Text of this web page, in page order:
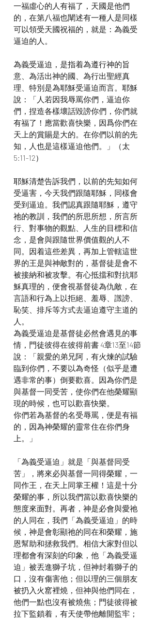
一福虛心的人有福了，天國是他們
的，在第八福也闡述有一種人是同樣
可以領受天國祝福的，就是：為義受
逼迫的人。
為義受逼迫，是指着為遵行神的旨
意、為活出神的國、為行出聖經真
理、特別是為耶穌受逼迫而言。耶穌
說：「人若因我辱罵你們，逼迫你
們，捏造各樣壞話毀謗你們，你們就
有福了！應當歡喜快樂，因爲你們在
天上的賞賜是大的。在你們以前的先
知，人也是這樣逼迫他們。」（太
5:11-12）
耶穌清楚告訴我們，以前的先知如何
受逼害，今天我們跟隨耶穌，同樣會
受到逼迫。我們認真跟隨耶穌，遵守
祂的教訓，我們的所思所想，所言所
行、對事物的觀點、人生的目標和信
念，是會與跟隨世界價值觀的人不
同。因着這些差異，再加上管轄這世
界的王是與神敵對的，基督徒是會不
被接納和被攻擊。有心抵擋和對抗耶
穌真理的，便會視基督徒為仇敵，在
言語和行為上以拒絕、羞辱、譭謗、
恥笑、排斥等方式去逼迫遵守主道的
人。
為義受逼迫是基督徒必然會遇見的事
情，門徒彼得在彼得前書 4章13至14節
說：「親愛的弟兄阿，有火煉的試驗
臨到你們，不要以為奇怪（似乎是遭
遇非常的事）倒要歡喜。因為你們是
與基督一同受苦，使你們在他榮耀顯
現的時候，也可以歡喜快樂。
你們若為基督的名受辱罵，便是有福
的，因為神榮耀的靈常住在你們身
上。」
「為義受逼迫」就是「與基督同受
苦」，將來必與基督一同得榮耀，一
同作王，在天上同掌王權！這是十分
榮耀的事，所以我們當以歡喜快樂的
態度來面對。再者，神是必會與愛祂
的人同在，我們「為義受逼迫」的時
候，神是會彰顯祂的同在和榮耀，施
恩幫助和拯救我們。相信大家對但以
理都會有深刻的印象，他「為義受逼
迫」被丟進獅子坑，但神封着獅子的
口，沒有傷害他；但以理的三個朋友
被扔入火窰裡燒，但神與他們同在，
他們一點也沒有被燒焦；門徒彼得被
拉下監鎖着，有天使帶他離開監牢；